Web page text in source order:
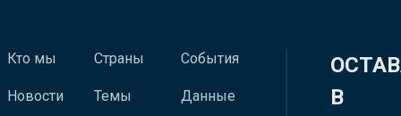
Кто мы
Новости
Страны
Темы
События
Данные
В